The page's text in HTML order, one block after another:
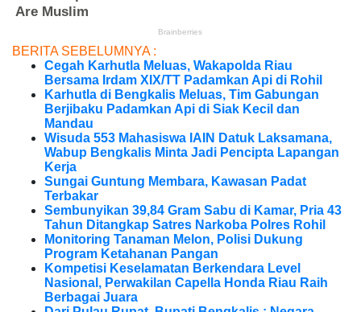
BERITA SEBELUMNYA :
Cegah Karhutla Meluas, Wakapolda Riau
Bersama Irdam XIX/TT Padamkan Api di Rohil
Karhutla di Bengkalis Meluas, Tim Gabungan
Berjibaku Padamkan Api di Siak Kecil dan
Mandau
Wisuda 553 Mahasiswa IAIN Datuk Laksamana,
Wabup Bengkalis Minta Jadi Pencipta Lapangan
Kerja
Sungai Guntung Membara, Kawasan Padat
Terbakar
Sembunyikan 39,84 Gram Sabu di Kamar, Pria 43
Tahun Ditangkap Satres Narkoba Polres Rohil
Monitoring Tanaman Melon, Polisi Dukung
Program Ketahanan Pangan
Kompetisi Keselamatan Berkendara Level
Nasional, Perwakilan Capella Honda Riau Raih
Berbagai Juara